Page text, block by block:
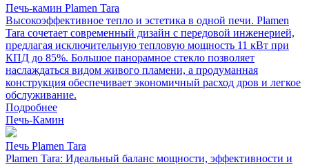
Печь-камин Plamen Tara
Высокоэффективное тепло и эстетика в одной печи. Plamen
Tara сочетает современный дизайн с передовой инженерией,
предлагая исключительную тепловую мощность 11 кВт при
КПД до 85%. Большое панорамное стекло позволяет
наслаждаться видом живого пламени, а продуманная
конструкция обеспечивает экономичный расход дров и легкое
обслуживание.
Подробнее
Печь-Камин
Печь Plamen Tara
Plamen Tara: Идеальный баланс мощности, эффективности и